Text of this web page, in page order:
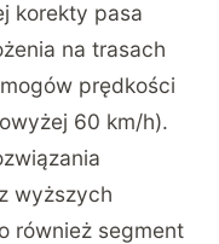
korekty pasa
na trasach
prędkości
60 km/h).
wyższych
również segment